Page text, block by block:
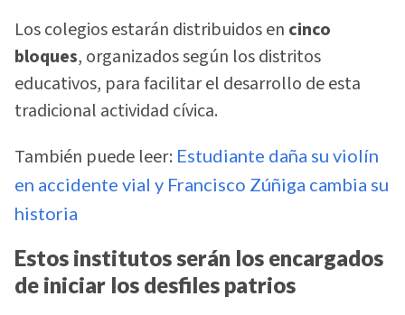
Los colegios estarán distribuidos en cinco
bloques, organizados según los distritos
educativos, para facilitar el desarrollo de esta
tradicional actividad cívica.
También puede leer: Estudiante daña su violín
en accidente vial y Francisco Zúñiga cambia su
historia
Estos institutos serán los encargados
de iniciar los desfiles patrios